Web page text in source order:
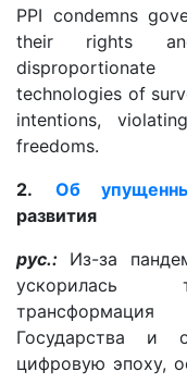
PPI condemns
their rights
technologies of
intentions,
freedoms.
2.
Об
развития
рус.: Из-за
ускорилась
трансформация
Государства и
цифровую эпоху,